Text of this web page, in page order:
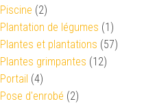
Piscine (2)
Plantation de légumes (1)
Plantes et plantations (57)
Plantes grimpantes (12)
Portail (4)
Pose d'enrobé (2)